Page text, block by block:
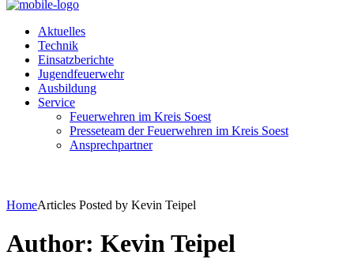
Aktuelles
Technik
Einsatzberichte
Jugendfeuerwehr
Ausbildung
Service
Feuerwehren im Kreis Soest
Presseteam der Feuerwehren im Kreis Soest
Ansprechpartner
HomeArticles Posted by Kevin Teipel
Author: Kevin Teipel